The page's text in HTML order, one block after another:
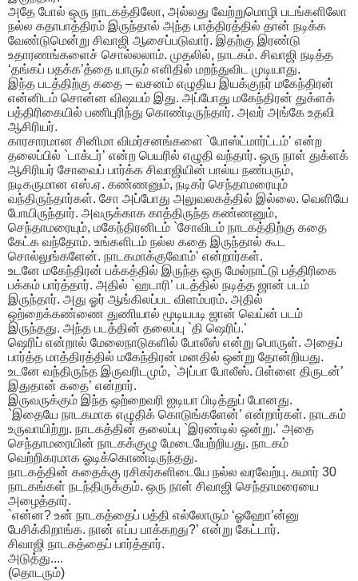
அதே போல் ஒரு நாடகத்திலோ, அல்லது வேற்றுமொழி படங்களிலோ
நல்ல கதாபாத்திரம் இருந்தால் அந்த பாத்திரத்தில் தான் நடிக்க
வேண்டுமென்று சிவாஜி ஆசைப்படுவார். இதற்கு இரண்டு
உதாரணங்களைச் சொல்லலாம். முதலில், நாடகம். சிவாஜி நடித்த
‘தங்கப் பதக்க’த்தை யாரும் எளிதில் மறந்துவிட முடியாது.
இந்த படத்திற்கு கதை – வசனம் எழுதிய இயக்குநர் மகேந்திரன்
என்னிடம் சொன்ன விஷயம் இது. அப்போது மகேந்திரன் துக்ளக்
பத்திரிகையில் பணிபுரிந்து கொண்டிருந்தார். அவர் அங்கே உதவி
ஆசிரியர்.
காரசாரமான சினிமா விமர்சனங்களை `போஸ்ட்மார்ட்டம்’ என்ற
தலைப்பில் `டாக்டர்’ என்ற பெயரில் எழுதி வந்தார். ஒரு நாள் துக்ளக்
ஆசிரியர் சோவைப் பார்க்க சிவாஜியின் பால்ய நண்பரும்,
நடிகருமான எஸ்.ஏ. கண்ணனும், நடிகர் செந்தாமரையும்
வந்திருந்தார்கள். சோ அப்போது அலுவலகத்தில் இல்லை. வெளியே
போயிருந்தார். அவருக்காக காத்திருந்த கண்ணனும்,
செந்தாமரையும், மகேந்திரனிடம் `சோவிடம் நாடகத்திற்கு கதை
கேட்க வந்தோம். உங்களிடம் நல்ல கதை இருந்தால் கூட
சொல்லுங்களேன். நாடகமாக்குவோம்’ என்றார்கள்.
உடனே மகேந்திரன் பக்கத்தில் இருந்த ஒரு மேல்நாட்டு பத்திரிகை
பக்கம் பார்த்தார். அதில் `ஹடாரி’ படத்தில் நடித்த ஜான் படம்
இருந்தார். அது ஓர் ஆங்கிலப்பட விளம்பரம். அதில்
ஒற்றைக்கண்ணை துணியால் மூடியபடி ஜான் வெய்ன் படம்
இருந்தது. அந்த படத்தின் தலைப்பு `தி ஷெரிப்.’
ஷெரிப் என்றால் மேலைநாடுகளில் போலீஸ் என்று பொருள். அதைப்
பார்த்த மாத்திரத்தில் மகேந்திரன் மனதில் ஒன்று தோன்றியது.
உடனே வந்திருந்த இருவரிடமும், `அப்பா போலீஸ். பிள்ளை திருடன்’
இதுதான் கதை’ என்றார்.
இருவருக்கும் இந்த ஒற்றைவரி ஐடியா பிடித்துப் போனது.
`இதையே நாடகமாக எழுதிக் கொடுங்களேன்’ என்றார்கள். நாடகம்
உருவாயிற்று. நாடகத்தின் தலைப்பு `இரண்டில் ஒன்று.’ அதை
செந்தாமரையின் நாடகக்குழு மேடையேற்றியது. நாடகம்
வெற்றிகரமாக ஓடிக்கொண்டிருந்தது.
நாடகத்தின் கதைக்கு ரசிகர்களிடையே நல்ல வரவேற்பு. சுமார் 30
நாடகங்கள் நடந்திருக்கும். ஒரு நாள் சிவாஜி செந்தாமரையை
அழைத்தார்.
`என்ன? உன் நாடகத்தைப் பத்தி எல்லோரும் ‘ஓஹோ’ன்னு
பேசிக்கிறாங்க. நான் எப்ப பாக்கறது?’ என்று கேட்டார்.
சிவாஜி நாடகத்தைப் பார்த்தார்.
அடுத்து....
(தொடரும்)